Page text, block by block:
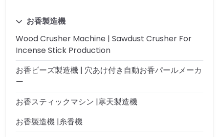
お香製造機
Wood Crusher Machine | Sawdust Crusher For
Incense Stick Production
お香ビーズ製造機 | 穴あけ付き自動お香パールメーカ
ー
お香スティックマシン |寒天製造機
お香製造機 |糸香機